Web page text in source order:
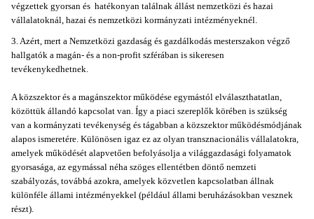
végzettek gyorsan és hatékonyan találnak állást nemzetközi és hazai
vállalatoknál, hazai és nemzetközi kormányzati intézményeknél.
3. Azért, mert a Nemzetközi gazdaság és gazdálkodás mesterszakon végző
hallgatók a magán- és a non-profit szférában is sikeresen
tevékenykedhetnek.
A közszektor és a magánszektor működése egymástól elválaszthatatlan,
közöttük állandó kapcsolat van. Így a piaci szereplők körében is szükség
van a kormányzati tevékenység és tágabban a közszektor működésmódjának
alapos ismeretére. Különösen igaz ez az olyan transznacionális vállalatokra,
amelyek működését alapvetően befolyásolja a világgazdasági folyamatok
gyorsasága, az egymással néha szöges ellentétben döntő nemzeti
szabályozás, továbbá azokra, amelyek közvetlen kapcsolatban állnak
különféle állami intézményekkel (például állami beruházásokban vesznek
részt).